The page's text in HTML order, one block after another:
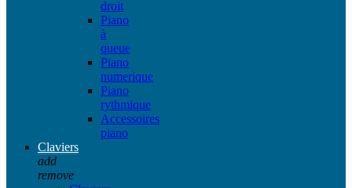
droit
Piano
à
queue
Piano
numerique
Piano
rythmique
Accessoires
piano
Claviers
add
remove